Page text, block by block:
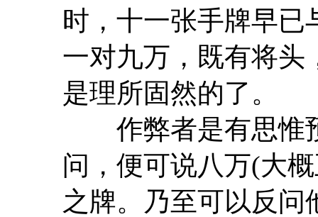
时，十一张手牌早已
一对九万，既有将头
是理所固然的了。
作弊者是有思惟
问，便可说八万(大
之牌。乃至可以反问